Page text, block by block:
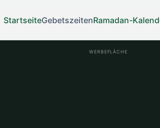
StartseiteGebetszeitenRamadan-
WERBEFLÄCHE